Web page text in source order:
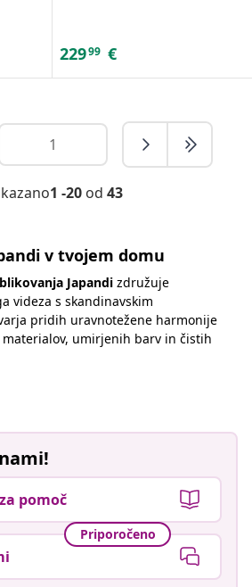
22999 €
1 -20 od 43
v tvojem domu
Japandi združuje
videza s skandinavskim
pridih uravnotežene harmonije
umirjenih barv in čistih
pomoč
Priporočeno